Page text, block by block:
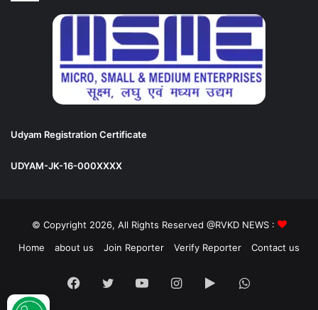
Udyam Registration Certificate
UDYAM-JK-16-000XXXX
© Copyright 2026, All Rights Reserved @RVKD NEWS :
Home
about us Join Reporter Verify Reporter Contact us
Facebook
TwitterYouTubeInstagram
GoogleWhatsApp